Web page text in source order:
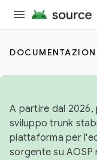
A partire dal 2026,
sviluppo trunk
piattaforma per
sorgente su